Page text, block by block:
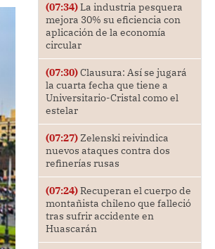
(07:34)La industria pesquera
mejora 30% su eficiencia con
aplicación de la economía
circular
(07:30)Clausura: Así se jugará
la cuarta fecha que tiene a
Universitario-Cristal como el
estelar
(07:27)Zelenski reivindica
nuevos ataques contra dos
refinerías rusas
(07:24)Recuperan el cuerpo de
montañista chileno que falleció
tras sufrir accidente en
Huascarán